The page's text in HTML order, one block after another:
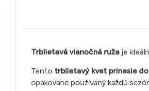
Trblietavá vianočná ruža je
Tento trblietavý kvet prinesie
opakovane používaný každú